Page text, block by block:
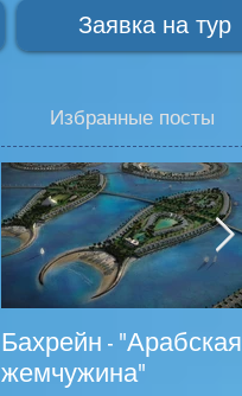
Заявка на тур
Избранные посты
Бахрейн - "Арабская
жемчужина"